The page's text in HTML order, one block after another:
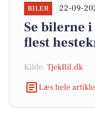
BILER 22-09-
Se bilerne
flest
Kilde: TjekBil.dk
Læs hele